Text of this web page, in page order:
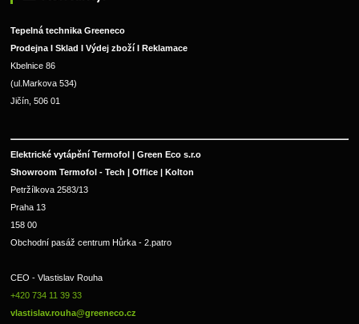
Tepelná technika Greeneco
Prodejna I Sklad I Výdej zboží I Reklamace
Kbelnice 86
(ul.Markova 534)
Jičín, 506 01
Elektrické vytápění Termofol | Green Eco s.r.o
Showroom Termofol - Tech | Office | Kolton
Petržílkova 2583/13
Praha 13
158 00
Obchodní pasáž centrum Hůrka - 2.patro
CEO - Vlastislav Rouha
+420 734 11 39 33
vlastislav.rouha@greeneco.cz